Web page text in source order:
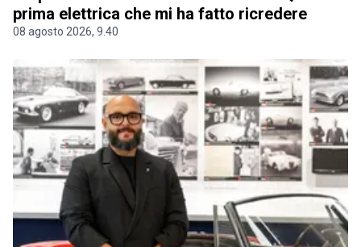
prima elettrica che mi ha fatto ricredere
08 agosto 2026, 9.40